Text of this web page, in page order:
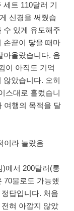
세트 110달러 기
신경을 써줬습
수 있게 유도해주
손끝이 닿을 때마
아올랐습니다. 음
이 아직도 기억
않았습니다. 오히
스대로 흘렀습니
여행의 목적을 달
이라 놀랐음
)에서 200달러(롱
70불로도 가능했
답입니다. 처음
혀 아깝지 않았